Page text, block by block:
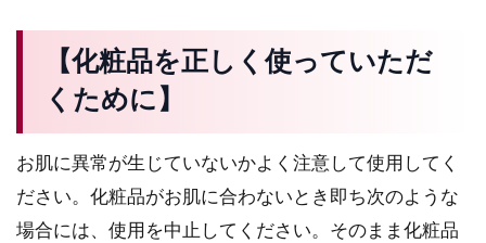
【化粧品を正しく使っていただ
くために】
お肌に異常が生じていないかよく注意して使用してく
ださい。化粧品がお肌に合わないとき即ち次のような
場合には、使用を中止してください。そのまま化粧品